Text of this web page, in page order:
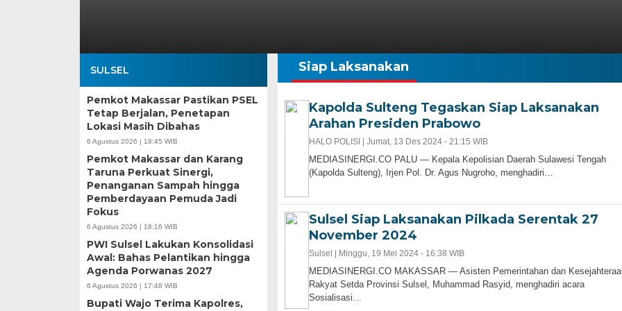
SULSEL
Pemkot Makassar Pastikan PSEL
Tetap Berjalan, Penetapan
Lokasi Masih Dibahas
6 Agustus 2026 | 18:45 WIB
Pemkot Makassar dan Karang
Taruna Perkuat Sinergi,
Penanganan Sampah hingga
Pemberdayaan Pemuda Jadi
Fokus
6 Agustus 2026 | 18:16 WIB
PWI Sulsel Lakukan Konsolidasi
Awal: Bahas Pelantikan hingga
Agenda Porwanas 2027
6 Agustus 2026 | 17:48 WIB
Bupati Wajo Terima Kapolres,
Siap Laksanakan
Kapolda Sulteng Tegaskan Siap Laksanakan
Arahan Presiden Prabowo
HALO POLISI | Jumat, 13 Des 2024 - 21:15 WIB
MEDIASINERGI.CO PALU — Kepala Kepolisian Daerah Sulawesi Tengah
(Kapolda Sulteng), Irjen Pol. Dr. Agus Nugroho, menghadiri…
Sulsel Siap Laksanakan Pilkada Serentak 27
November 2024
Sulsel | Minggu, 19 Mei 2024 - 16:38 WIB
MEDIASINERGI.CO MAKASSAR — Asisten Pemerintahan dan
Rakyat Setda Provinsi Sulsel, Muhammad Rasyid, menghadiri acara
Sosialisasi…